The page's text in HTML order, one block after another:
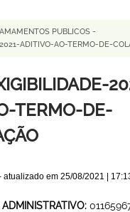
PUBLICOS -
ADITIVO-AO-TERMO-DE-
TERMO-DE-
atualizado em 25/08/2021 |